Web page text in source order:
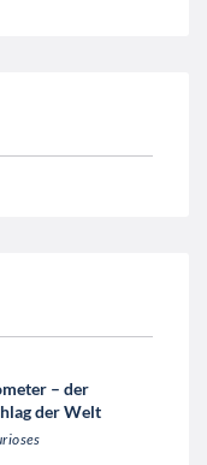
– der
der Welt